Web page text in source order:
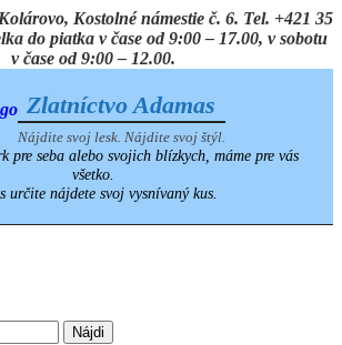
Kostolné námestie č. 6. Tel. +421 35
do piatka v čase od 9:00 – 17.00, v sobotu
v čase od 9:00 – 12.00.
Zlatníctvo Adamas
Nájdite svoj lesk. Nájdite svoj štýl.
pre seba alebo svojich blízkych, máme pre vás
všetko.
určite nájdete svoj vysnívaný kus.